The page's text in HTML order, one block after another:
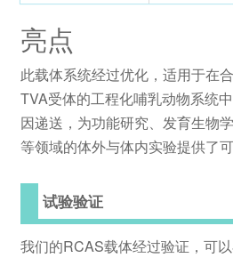
亮点
此载体系统经过优化，适用于在
TVA受体的工程化哺乳动物系统
因递送，为功能研究、发育生物
等领域的体外与体内实验提供了
试验验证
我们的RCAS载体经过验证，可